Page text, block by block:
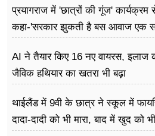
प्रयागराज में 'छात्रों की गूंज' कार्यक्रम
कहा-'सरकार झुकती है बस आवाज एक
AI ने तैयार किए 16 नए वायरस, इलाज
जैविक हथियार का खतरा भी बढ़ा
थाईलैंड में 9वी के छात्र ने स्कूल में
दादा-दादी को भी मारा, बाद में खुद को भी